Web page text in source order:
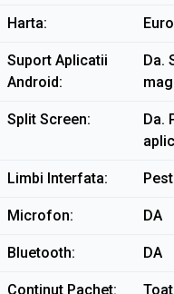
Harta
Suport Aplicatii
Android
Da.
Split Screen
Da.
Limbi Interfata
Microfon DA
Bluetooth DA
Continut Pachet